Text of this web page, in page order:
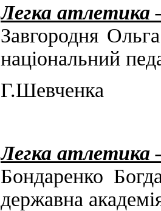
Легка атлетика
Завгородня
національний
Г.Шевченка
Легка атлетика
державна